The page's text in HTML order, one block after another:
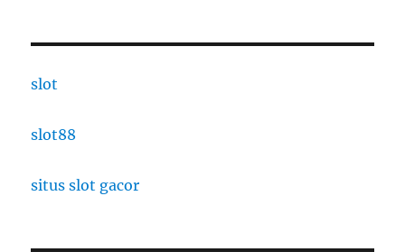
slot
slot88
situs slot gacor